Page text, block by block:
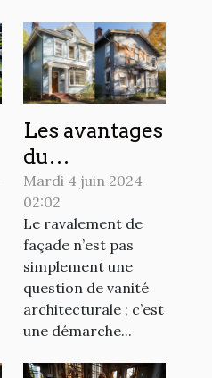
Les avantages
du
ravalement
de façade
pour
l'efficacité
énergétique
et l'esthétique
de votre
maison
Mardi 4 juin 2024
02:02
Le ravalement de
façade n’est pas
simplement une
question de vanité
architecturale ; c’est
une démarche...